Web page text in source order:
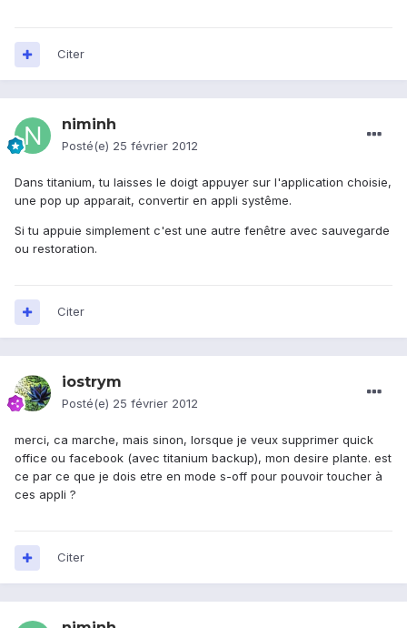
Citer
niminh
Posté(e) 25 février 2012
Dans titanium, tu laisses le doigt appuyer sur l'application choisie,
une pop up apparait, convertir en appli systême.
Si tu appuie simplement c'est une autre fenêtre avec sauvegarde
ou restoration.
Citer
iostrym
Posté(e) 25 février 2012
merci, ca marche, mais sinon, lorsque je veux supprimer quick
office ou facebook (avec titanium backup), mon desire plante. est
ce par ce que je dois etre en mode s-off pour pouvoir toucher à
ces appli ?
Citer